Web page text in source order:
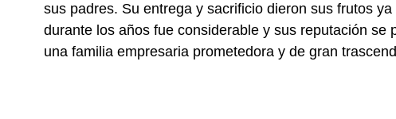
sus padres. Su entrega y sacrificio dieron sus frutos
durante los años fue considerable y sus reputación se
una familia empresaria prometedora y de gran